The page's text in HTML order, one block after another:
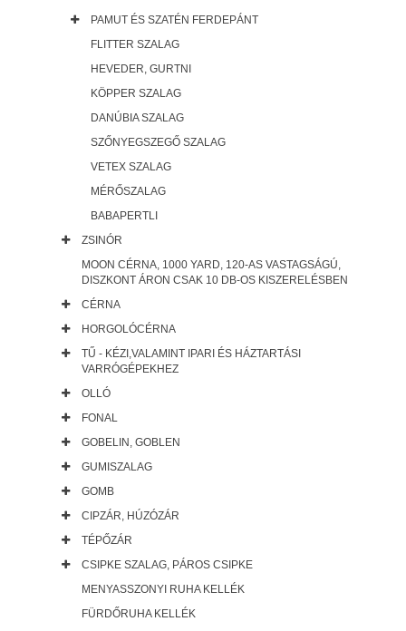
PAMUT ÉS SZATÉN FERDEPÁNT
FLITTER SZALAG
HEVEDER, GURTNI
KÖPPER SZALAG
DANÚBIA SZALAG
SZŐNYEGSZEGŐ SZALAG
VETEX SZALAG
MÉRŐSZALAG
BABAPERTLI
ZSINÓR
MOON CÉRNA, 1000 YARD, 120-AS VASTAGSÁGÚ,
DISZKONT ÁRON CSAK 10 DB-OS KISZERELÉSBEN
CÉRNA
HORGOLÓCÉRNA
TŰ - KÉZI,VALAMINT IPARI ÉS HÁZTARTÁSI
VARRÓGÉPEKHEZ
OLLÓ
FONAL
GOBELIN, GOBLEN
GUMISZALAG
GOMB
CIPZÁR, HÚZÓZÁR
TÉPŐZÁR
CSIPKE SZALAG, PÁROS CSIPKE
MENYASSZONYI RUHA KELLÉK
FÜRDŐRUHA KELLÉK